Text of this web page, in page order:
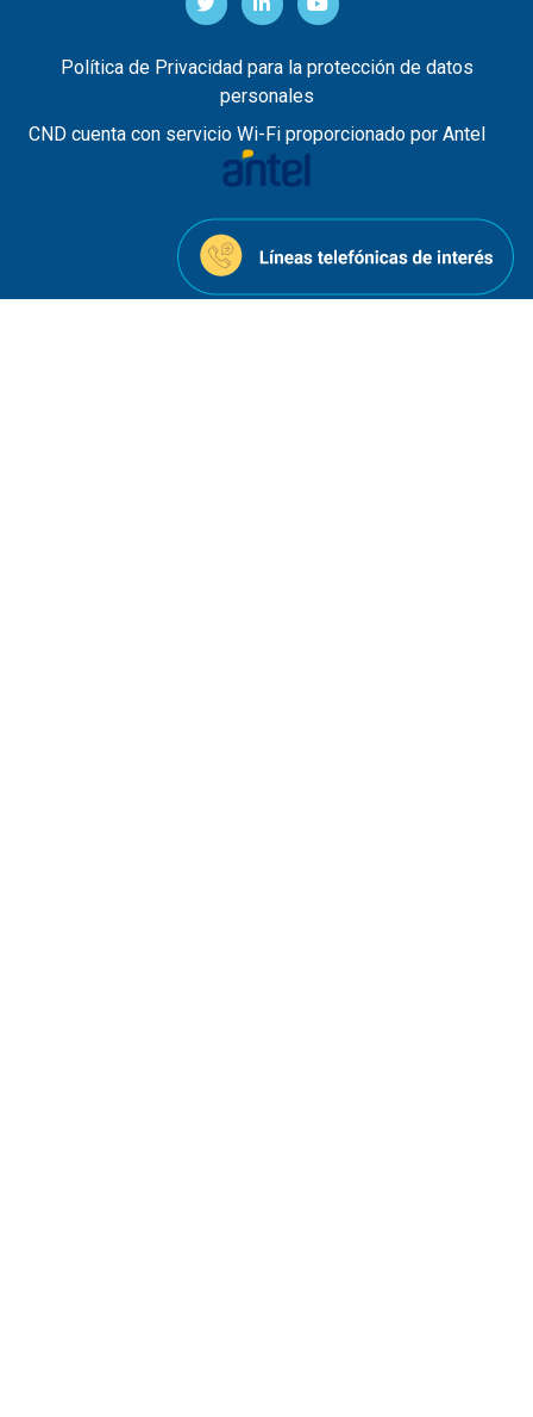
Política de Privacidad para la protección de datos
personales
CND cuenta con servicio Wi-Fi proporcionado por Antel